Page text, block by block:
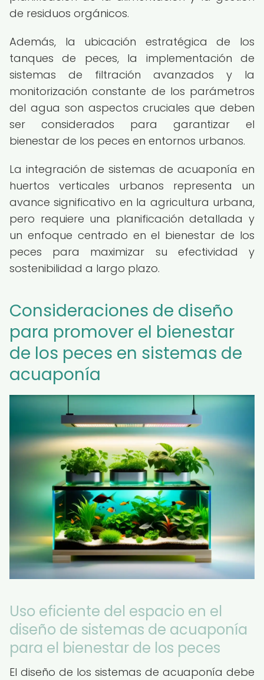
de residuos orgánicos.
Además, la ubicación estratégica de los
tanques de peces, la implementación de
sistemas de filtración avanzados y la
monitorización constante de los parámetros
del agua son aspectos cruciales que deben
ser considerados para garantizar el
bienestar de los peces en entornos urbanos.
La integración de sistemas de acuaponía en
huertos verticales urbanos representa un
avance significativo en la agricultura urbana,
pero requiere una planificación detallada y
un enfoque centrado en el bienestar de los
peces para maximizar su efectividad y
sostenibilidad a largo plazo.
Consideraciones de diseño
para promover el bienestar
de los peces en sistemas de
acuaponía
Uso eficiente del espacio en el
diseño de sistemas de acuaponía
para el bienestar de los peces
El diseño de los sistemas de acuaponía debe